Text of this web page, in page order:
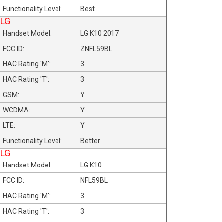
Best
LG
LG K10 2017
ZNFL59BL
3
3
Y
Y
Y
Better
LG
LG K10
NFL59BL
3
3